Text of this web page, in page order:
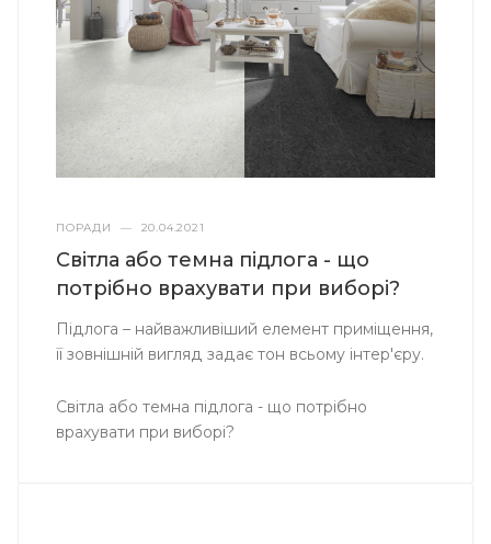
ПОРАДИ — 20.04.2021
Світла або темна підлога - що
потрібно врахувати при виборі?
Підлога – найважливіший елемент приміщення,
її зовнішній вигляд задає тон всьому інтер'єру.
Світла або темна підлога - що потрібно
врахувати при виборі?